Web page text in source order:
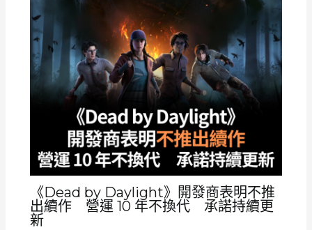
《Dead by Daylight》開發商表明不推
出續作 營運 10 年不換代 承諾持續更
新